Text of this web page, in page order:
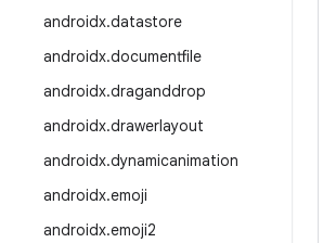
androidx.datastore
androidx.documentfile
androidx.draganddrop
androidx.drawerlayout
androidx.dynamicanimation
androidx.emoji
androidx.emoji2